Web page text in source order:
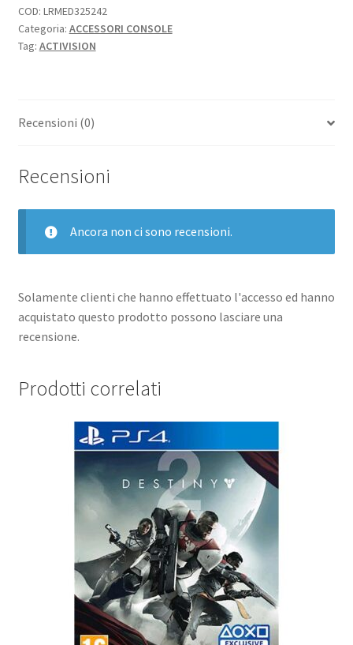
GUY
quantità
COD: LRMED325242
Categoria: ACCESSORI CONSOLE
Tag: ACTIVISION
Recensioni (0)
Recensioni
Ancora non ci sono recensioni.
Solamente clienti che hanno effettuato l'accesso ed hanno
acquistato questo prodotto possono lasciare una
recensione.
Prodotti correlati